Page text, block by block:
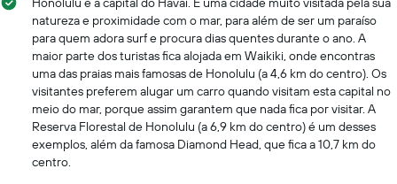
natureza e proximidade com o mar, para além de ser um paraíso
para quem adora surf e procura dias quentes durante o ano. A
maior parte dos turistas fica alojada em Waikiki, onde encontras
uma das praias mais famosas de Honolulu (a 4,6 km do centro). Os
visitantes preferem alugar um carro quando visitam esta capital no
meio do mar, porque assim garantem que nada fica por visitar. A
Reserva Florestal de Honolulu (a 6,9 km do centro) é um desses
exemplos, além da famosa Diamond Head, que fica a 10,7 km do
centro.